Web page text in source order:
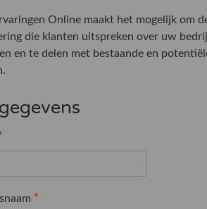
Online maakt het mogelijk om
die klanten uitspreken over uw
en te delen met bestaande en
*